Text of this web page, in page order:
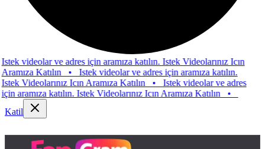
ve adres için aramıza katılın. Istek Videolarınız Icın
Katılın•Istek videolar ve adres için aramıza katılın.
Icın Aramıza Katılın•Istek videolar ve adres
katılın. Istek Videolarınız Icın Aramıza Katılın•
Katil